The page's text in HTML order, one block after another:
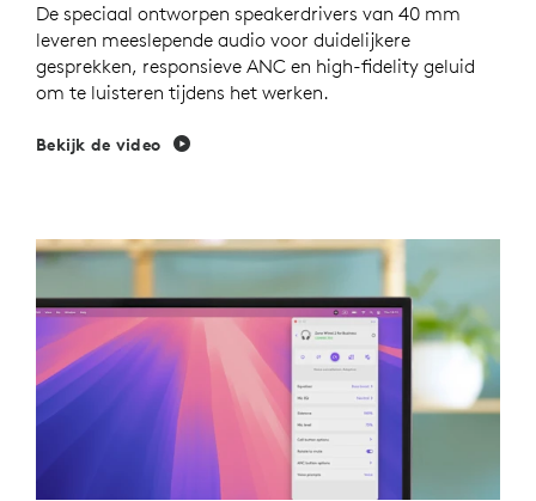
De speciaal ontworpen speakerdrivers van 40 mm
leveren meeslepende audio voor duidelijkere
gesprekken, responsieve ANC en high-fidelity geluid
om te luisteren tijdens het werken.
Bekijk de video